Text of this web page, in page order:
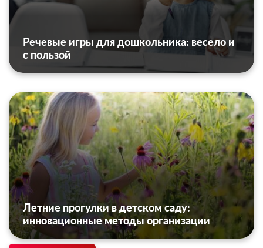
Речевые игры для дошкольника: весело и
с пользой
Летние прогулки в детском саду:
инновационные методы организации